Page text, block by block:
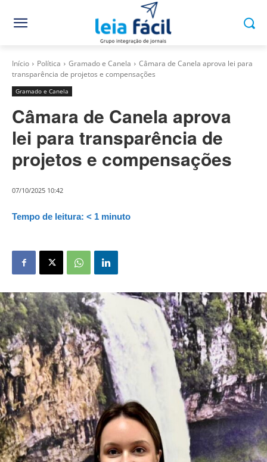
Início Política Gramado e Canela
Câmara de Canela aprova lei para
transparência de projetos e compensações
Gramado e Canela
Câmara de Canela aprova
lei para transparência de
projetos e compensações
07/10/2025 10:42
Tempo de leitura: < 1 minuto